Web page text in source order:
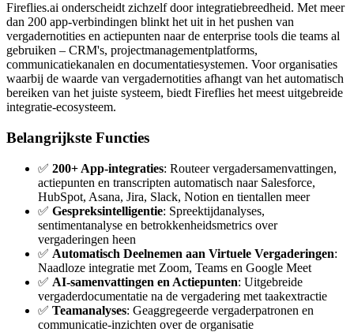
Fireflies.ai onderscheidt zichzelf door integratiebreedheid. Met meer
dan 200 app-verbindingen blinkt het uit in het pushen van
vergadernotities en actiepunten naar de enterprise tools die teams al
gebruiken – CRM's, projectmanagementplatforms,
communicatiekanalen en documentatiesystemen. Voor organisaties
waarbij de waarde van vergadernotities afhangt van het automatisch
bereiken van het juiste systeem, biedt Fireflies het meest uitgebreide
integratie-ecosysteem.
Belangrijkste Functies
✅ 200+ App-integraties: Routeer vergadersamenvattingen,
actiepunten en transcripten automatisch naar Salesforce,
HubSpot, Asana, Jira, Slack, Notion en tientallen meer
✅ Gespreksintelligentie: Spreektijdanalyses,
sentimentanalyse en betrokkenheidsmetrics over
vergaderingen heen
✅ Automatisch Deelnemen aan Virtuele Vergaderingen:
Naadloze integratie met Zoom, Teams en Google Meet
✅ AI-samenvattingen en Actiepunten: Uitgebreide
vergaderdocumentatie na de vergadering met taakextractie
✅ Teamanalyses: Geaggregeerde vergaderpatronen en
communicatie-inzichten over de organisatie